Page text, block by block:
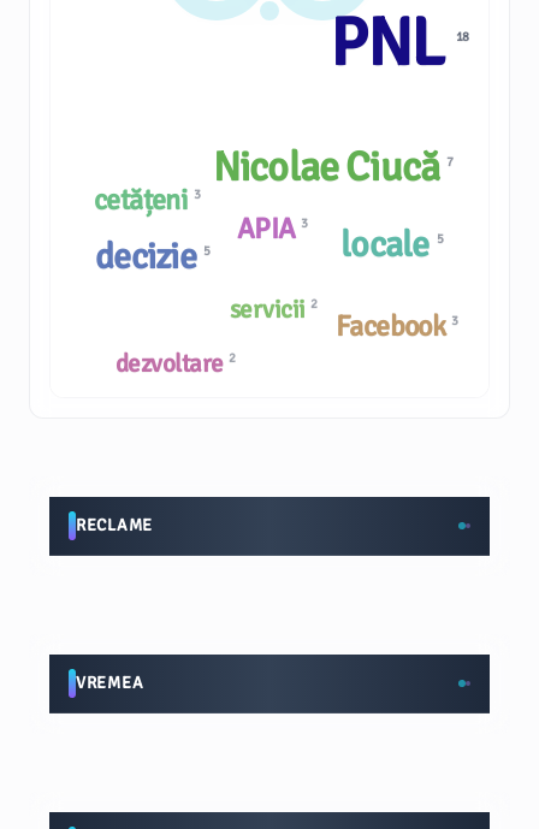
Nicolae Ciucă7
servicii 2
APIA 3
dezvoltare 2
Facebook 3
cetățeni 3
locale 5
decizie 5
PNL 18
RECLAME
VREMEA